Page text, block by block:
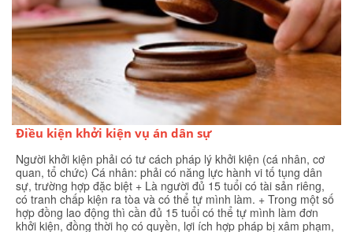
Điều kiện khởi kiện vụ án dân sự
Người khởi kiện phải có tư cách pháp lý khởi kiện (cá nhân, cơ
quan, tổ chức) Cá nhân: phải có năng lực hành vi tố tụng dân
sự, trường hợp đặc biệt + Là người đủ 15 tuổi có tài sản riêng,
có tranh chấp kiện ra tòa và có thể tự mình làm. + Trong một số
hợp đồng lao động thì cần đủ 15 tuổi có thể tự mình làm đơn
khởi kiện, đồng thời họ có quyền, lợi ích hợp pháp bị xâm phạm,